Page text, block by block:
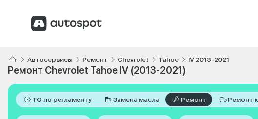
Автосервисы Ремонт Chevrolet Tahoe IV 2013-2021
Ремонт Chevrolet Tahoe IV (2013-2021)
ТО по регламенту Замена масла Ремонт Ремонт